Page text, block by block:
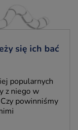
się ich bać
popularnych
z niego w
powinniśmy